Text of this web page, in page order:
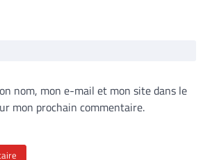
nom, mon e-mail et mon site dans le
mon prochain commentaire.